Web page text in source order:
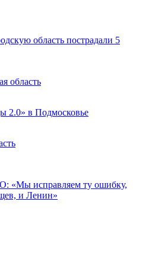
область пострадали 5
область
2.0» в Подмосковье
«Мы исправляем ту ошибку,
и Ленин»